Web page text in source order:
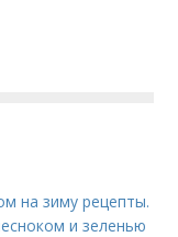
на зиму рецепты.
и зеленью